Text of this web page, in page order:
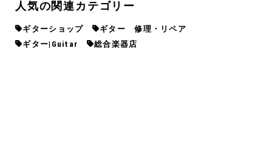
人気の関連カテゴリー
ギターショップ
ギター 修理・リペア
ギター|Guitar
総合楽器店